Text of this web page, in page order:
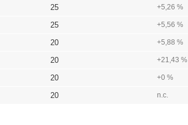
25 +5,26 %
25 +5,56 %
20 +5,88 %
20 +21,43 %
20 +0 %
20 n.c.